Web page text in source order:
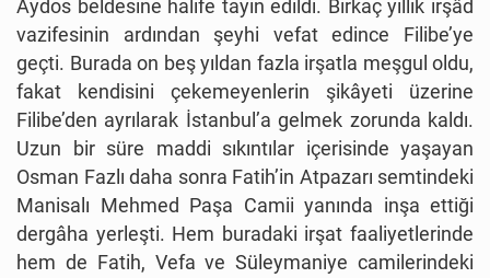
Aydos beldesine halife tayin edildi. Birkaç yıllık irşâd
vazifesinin ardından şeyhi vefat edince Filibe’ye
geçti. Burada on beş yıldan fazla irşatla meşgul oldu,
fakat kendisini çekemeyenlerin şikâyeti üzerine
Filibe’den ayrılarak İstanbul’a gelmek zorunda kaldı.
Uzun bir süre maddi sıkıntılar içerisinde yaşayan
Osman Fazlı daha sonra Fatih’in Atpazarı semtindeki
Manisalı Mehmed Paşa Camii yanında inşa ettiği
dergâha yerleşti. Hem buradaki irşat faaliyetlerinde
hem de Fatih, Vefa ve Süleymaniye camilerindeki